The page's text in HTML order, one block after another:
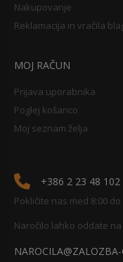
Nakupovanje
Reklamacija in vračila
MOJ RAČUN
Prijava uporabnika
Poglej košarico
Moj seznam želja
+386 2 23 48 102
Pokličite nas med 8:00 do
Naročilo lahko oddate
NAROCILA@ZALOZBA-